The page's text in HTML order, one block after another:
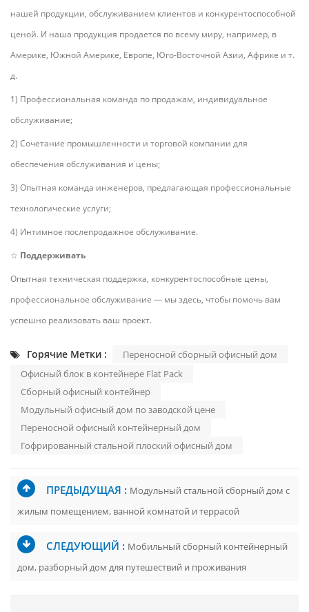
нашей продукции, обслуживанием клиентов и конкурентоспособной
ценой. И наша продукция продается по всему миру, например, в
Америке, Южной Америке, Европе, Юго-Восточной Азии, Африке и т.
д.
1) Профессиональная команда по продажам, индивидуальное
обслуживание;
2) Сочетание промышленности и торговой компании для
обеспечения обслуживания и цены;
3) Опытная команда инженеров, предлагающая профессиональные
технологические услуги;
4) Интимное послепродажное обслуживание.
☆ Поддерживать
Опытная техническая поддержка, конкурентоспособные цены,
профессиональное обслуживание — мы здесь, чтобы помочь вам
успешно реализовать ваш проект.
Горячие Метки :
Переносной сборный офисный дом
Офисный блок в контейнере Flat Pack
Сборный офисный контейнер
Модульный офисный дом по заводской цене
Переносной офисный контейнерный дом
Гофрированный стальной плоский офисный дом
ПРЕДЫДУЩАЯ : Модульный стальной сборный дом с
жилым помещением, ванной комнатой и террасой
СЛЕДУЮЩИЙ : Мобильный сборный контейнерный
дом, разборный дом для путешествий и проживания